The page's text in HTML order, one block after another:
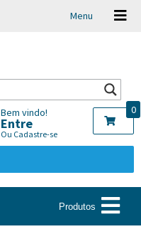
Menu
Bem vindo!
Entre
Ou Cadastre-se
0
Produtos